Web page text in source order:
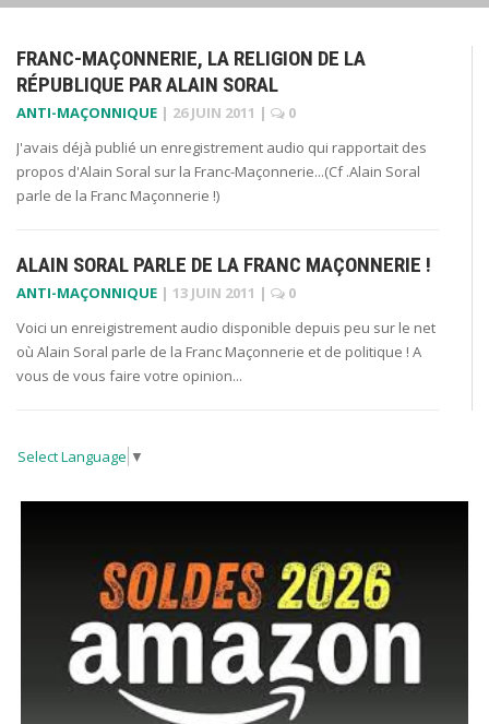
FRANC-MAÇONNERIE, LA RELIGION DE LA
RÉPUBLIQUE PAR ALAIN SORAL
ANTI-MAÇONNIQUE | 26 JUIN 2011 |
0
J'avais déjà publié un enregistrement audio qui rapportait des
propos d'Alain Soral sur la Franc-Maçonnerie...(Cf .Alain Soral
parle de la Franc Maçonnerie !)
ALAIN SORAL PARLE DE LA FRANC MAÇONNERIE !
ANTI-MAÇONNIQUE | 13 JUIN 2011 |
0
Voici un enreigistrement audio disponible depuis peu sur le net
où Alain Soral parle de la Franc Maçonnerie et de politique ! A
vous de vous faire votre opinion...
Select Language ▼